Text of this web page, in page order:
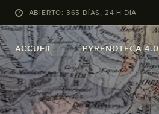
ABIERTO: 365 DÍAS, 24 H DÍA
ACCUEIL PYRENOTECA 4.0